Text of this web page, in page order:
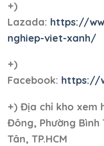
+)
Lazada: https://
nghiep-viet-xanh/
+)
Facebook: https://
+) Địa chỉ kho xem
Đông, Phường
Tân, TP.HCM